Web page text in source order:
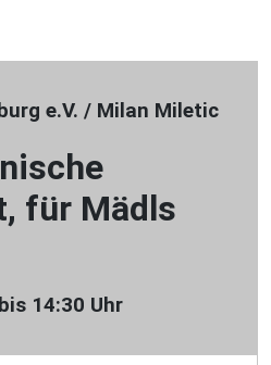
e.V. / Milan Miletic
für Mädls
14:30 Uhr